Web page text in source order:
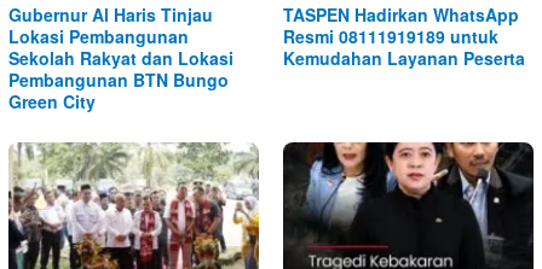
Gubernur Al Haris Tinjau
Lokasi Pembangunan
Sekolah Rakyat dan Lokasi
Pembangunan BTN Bungo
Green City
TASPEN Hadirkan WhatsApp
Resmi 08111919189 untuk
Kemudahan Layanan Peserta